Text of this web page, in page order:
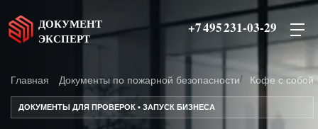
ДОКУМЕНТ
ЭКСПЕРТ
+7 495 231-03-29
Главная Документы по пожарной безопасности Кофе с собой
ДОКУМЕНТЫ ДЛЯ ПРОВЕРОК • ЗАПУСК БИЗНЕСА